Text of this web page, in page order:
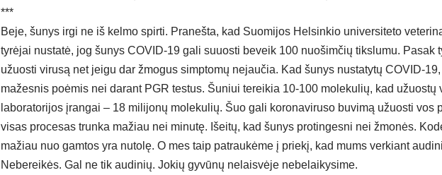
***
Beje, šunys irgi ne iš kelmo spirti. Pranešta, kad Suomijos Helsinkio universiteto
tyrėjai nustatė, jog šunys COVID-19 gali suuosti beveik 100 nuošimčių tikslumu. Pasak
užuosti virusą net jeigu dar žmogus simptomų nejaučia. Kad šunys nustatytų COVID-
mažesnis poėmis nei darant PGR testus. Šuniui tereikia 10-100 molekulių, kad užuostų
laboratorijos įrangai – 18 milijonų molekulių. Šuo gali koronaviruso buvimą užuosti vos
visas procesas trunka mažiau nei minutę. Išeitų, kad šunys protingesni nei žmonės.
mažiau nuo gamtos yra nutolę. O mes taip patraukėme į priekį, kad mums verkiant
Nebereikės. Gal ne tik audinių. Jokių gyvūnų nelaisvėje nebelaikysime.